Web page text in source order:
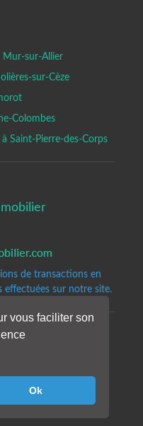
vous faciliter son
Ok
Mur-sur-Allier
sur-Cèze
Colombes
Saint-Pierre-des-Corps
de transactions en
sur notre site.
by Estimateur-Immobilier.
et précise.
part.
une expertise immobilière.